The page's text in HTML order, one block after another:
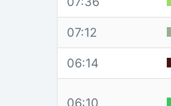
07:12
06:14
06:10